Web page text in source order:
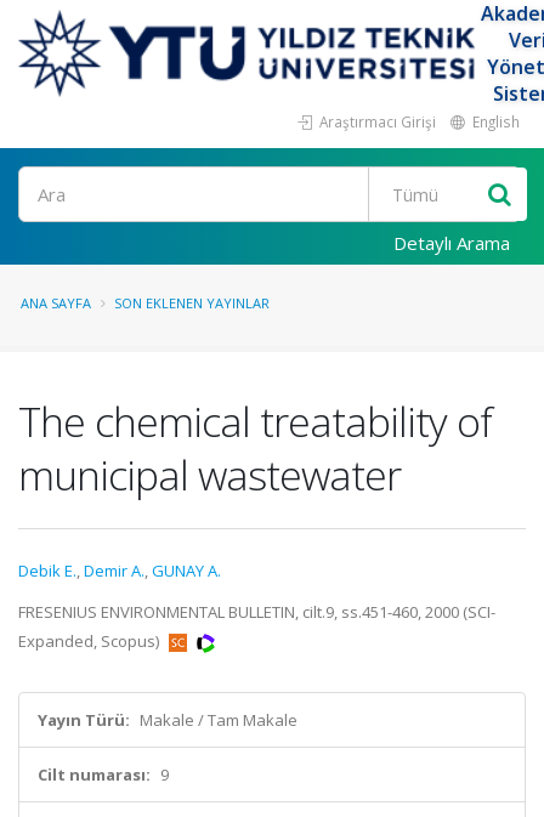
Araştırmacı Girişi English
Ara
Detaylı Arama
ANA SAYFA SON EKLENEN YAYINLAR
The chemical treatability of
municipal wastewater
Debik E.,Demir A.,GUNAY A.
FRESENIUS ENVIRONMENTAL BULLETIN, cilt.9, ss.451-460, 2000 (SCI-
Expanded, Scopus)
Yayın Türü: Makale / Tam Makale
Cilt numarası: 9